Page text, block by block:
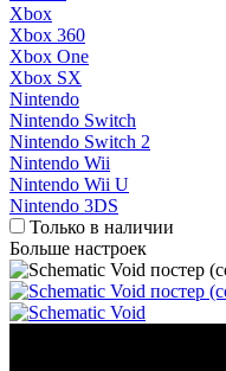
Xbox
Xbox 360
Xbox One
Xbox SX
Nintendo
Nintendo Switch
Nintendo Switch 2
Nintendo Wii
Nintendo Wii U
Nintendo 3DS
Только в наличии
Больше настроек